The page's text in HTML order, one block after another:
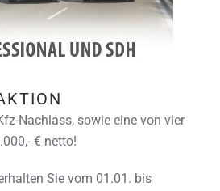
Nachlass, sowie eine von vier
€ netto!
Sie vom 01.01. bis